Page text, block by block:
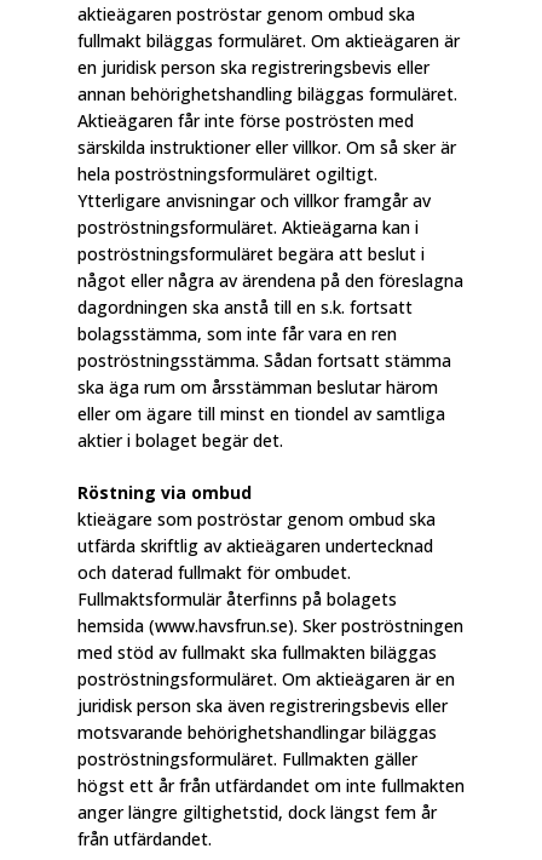
aktieägaren poströstar genom ombud ska
fullmakt biläggas formuläret. Om aktieägaren är
en juridisk person ska registreringsbevis eller
annan behörighetshandling biläggas formuläret.
Aktieägaren får inte förse poströsten med
särskilda instruktioner eller villkor. Om så sker är
hela poströstningsformuläret ogiltigt.
Ytterligare anvisningar och villkor framgår av
poströstningsformuläret. Aktieägarna kan i
poströstningsformuläret begära att beslut i
något eller några av ärendena på den föreslagna
dagordningen ska anstå till en s.k. fortsatt
bolagsstämma, som inte får vara en ren
poströstningsstämma. Sådan fortsatt stämma
ska äga rum om årsstämman beslutar härom
eller om ägare till minst en tiondel av samtliga
aktier i bolaget begär det.
Röstning via ombud
ktieägare som poströstar genom ombud ska
utfärda skriftlig av aktieägaren undertecknad
och daterad fullmakt för ombudet.
Fullmaktsformulär återfinns på bolagets
hemsida (www.havsfrun.se). Sker poströstningen
med stöd av fullmakt ska fullmakten biläggas
poströstningsformuläret. Om aktieägaren är en
juridisk person ska även registreringsbevis eller
motsvarande behörighetshandlingar biläggas
poströstningsformuläret. Fullmakten gäller
högst ett år från utfärdandet om inte fullmakten
anger längre giltighetstid, dock längst fem år
från utfärdandet.